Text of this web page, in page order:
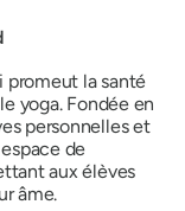
promeut la santé
yoga. Fondée en
personnelles et
de
aux élèves
âme.